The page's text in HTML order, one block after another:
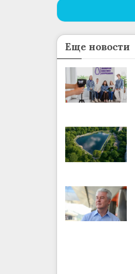
Еще новости